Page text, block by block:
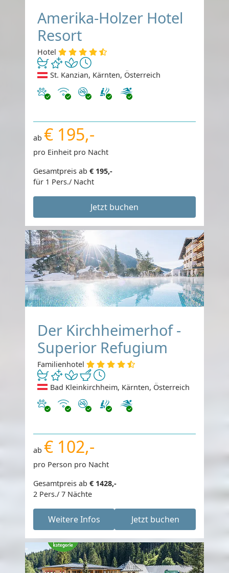
Amerika-Holzer Hotel
Resort
Hotel
St. Kanzian, Kärnten, Österreich
Haustiere erlaubt
InternetNichtraucher
ab € 195,-
pro Einheit pro Nacht
Gesamtpreis ab € 195,-
für 1 Pers./ Nacht
Jetzt buchen
Der Kirchheimerhof -
Superior Refugium
Familienhotel
Bad Kleinkirchheim, Kärnten, Österreich
Haustiere erlaubt
InternetNichtraucher
ab € 102,-
pro Person pro Nacht
Gesamtpreis ab € 1428,-
2 Pers./ 7 Nächte
Weitere Infos Jetzt buchen